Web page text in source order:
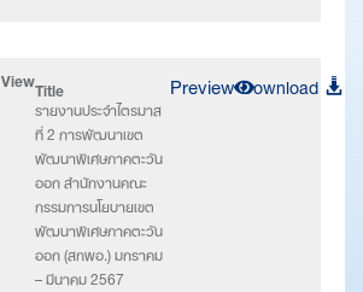
ViewTitle
รายงานประจำไตรมาส
ที่ 2 การพัฒนาเขต
พัฒนาพิเศษภาคตะวัน
ออก สำนักงานคณะ
กรรมการนโยบายเขต
พัฒนาพิเศษภาคตะวัน
ออก (สกพอ.) มกราคม
– มีนาคม 2567
PreviewDownload